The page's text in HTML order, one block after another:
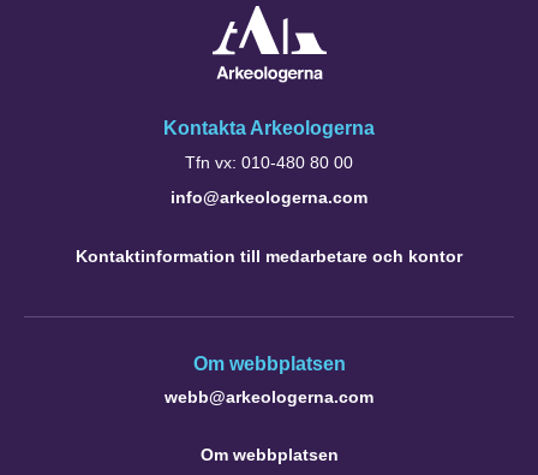
Kontakta Arkeologerna
Tfn vx: 010-480 80 00
info@arkeologerna.com
Kontaktinformation till medarbetare och kontor
Om webbplatsen
webb@arkeologerna.com
Om webbplatsen